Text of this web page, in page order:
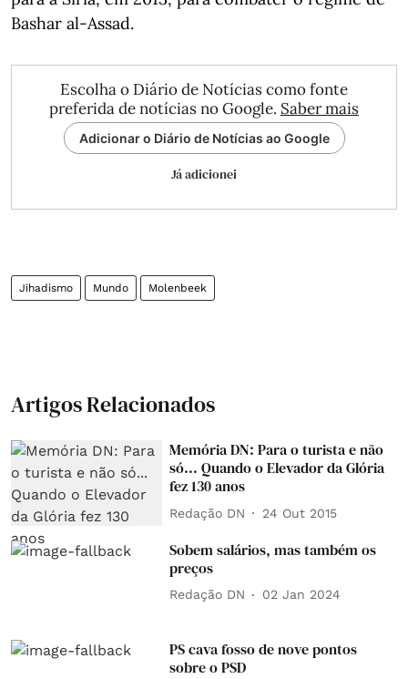
Bashar al-Assad.
Escolha o Diário de Notícias como fonte
preferida de notícias no Google. Saber mais
Adicionar o Diário de Notícias ao Google
Já adicionei
Jihadismo Mundo Molenbeek
Artigos Relacionados
Memória DN: Para o turista e não
só... Quando o Elevador da Glória
fez 130 anos
Redação DN 24 Out 2015
Sobem salários, mas também os
preços
Redação DN 02 Jan 2024
PS cava fosso de nove pontos
sobre o PSD